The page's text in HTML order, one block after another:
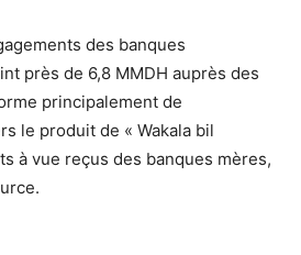
des banques
près de 6,8 MMDH auprès des
principalement de
le produit de « Wakala bil
à vue reçus des banques mères,